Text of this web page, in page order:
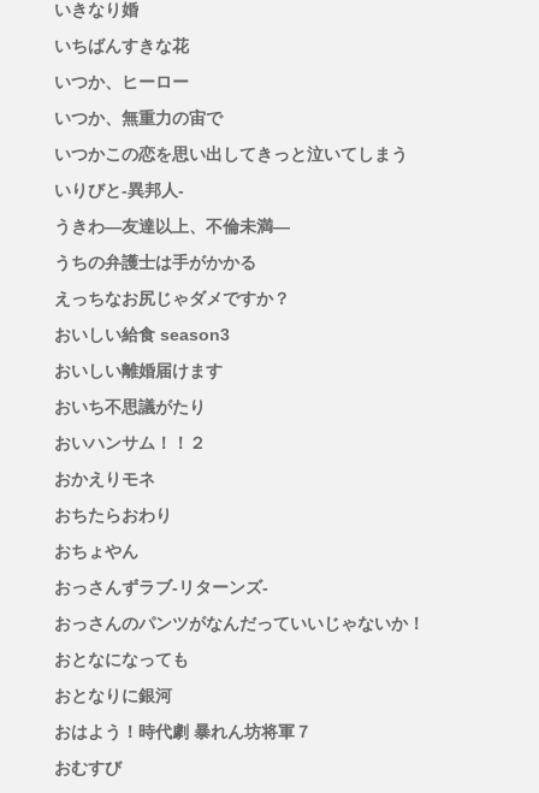
いきなり婚
いちばんすきな花
いつか、ヒーロー
いつか、無重力の宙で
いつかこの恋を思い出してきっと泣いてしまう
いりびと-異邦人-
うきわ―友達以上、不倫未満―
うちの弁護士は手がかかる
えっちなお尻じゃダメですか？
おいしい給食 season3
おいしい離婚届けます
おいち不思議がたり
おいハンサム！！２
おかえりモネ
おちたらおわり
おちょやん
おっさんずラブ-リターンズ-
おっさんのパンツがなんだっていいじゃないか！
おとなになっても
おとなりに銀河
おはよう！時代劇 暴れん坊将軍７
おむすび